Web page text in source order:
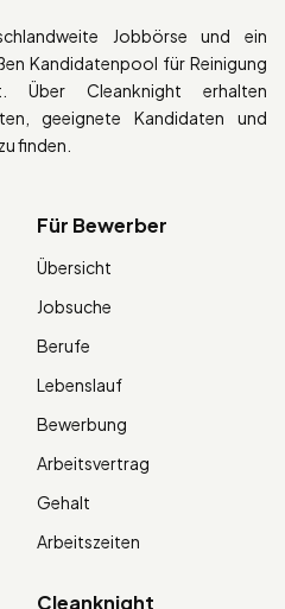
Jobbörse und ein
Kandidatenpool für Reinigung
Über Cleanknight erhalten
geeignete Kandidaten und
finden.
Für Bewerber
Übersicht
Jobsuche
Berufe
Lebenslauf
Bewerbung
Arbeitsvertrag
Gehalt
Arbeitszeiten
Cleanknight